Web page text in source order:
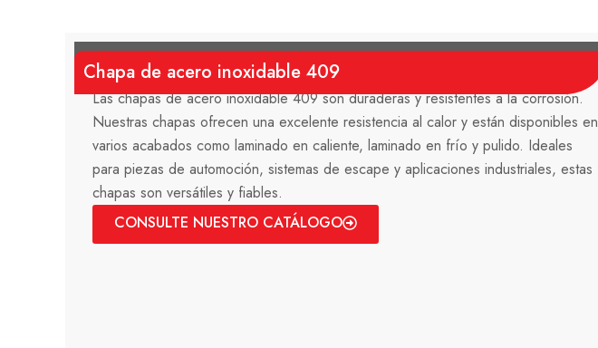
Chapa de acero inoxidable 409
Las chapas de acero inoxidable 409 son duraderas y resistentes a la corrosión.
Nuestras chapas ofrecen una excelente resistencia al calor y están disponibles en
varios acabados como laminado en caliente, laminado en frío y pulido. Ideales
para piezas de automoción, sistemas de escape y aplicaciones industriales, estas
chapas son versátiles y fiables.
CONSULTE NUESTRO CATÁLOGO